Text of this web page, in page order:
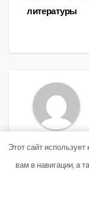
записям
литературы
Этот сайт
вам в навигации, а